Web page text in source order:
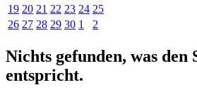
19 20 21 22 23 24 25
26 27 28 29 30 1 2
Nichts gefunden, was
entspricht.